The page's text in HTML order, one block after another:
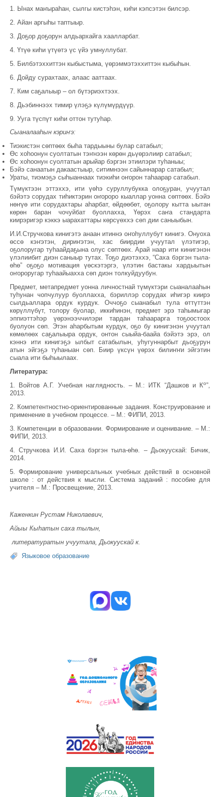
1. Ынах маҥыраһан, сылгы кистэһэн, киһи кэпсэтэн билсэр.
2. Айан аргыһы таптыыр.
3. Доҕор доҕорун алдьархайга хаалларбат.
4. Үтүө киһи үтүөтэ үс үйэ умнуллубат.
5. Билбэтэххиттэн кыбыстыма, үөрэммэтэххиттэн кыбыһын.
6. Дойду сурахтаах, алаас ааттаах.
7. Ким саҕалыыр – ол бүтэриэхтээх.
8. Дьэбиннээх тимир үлэҕэ күлүмүрдүүр.
9. Ууга түспүт киһи оттон тутуһар.
Сыаналааһын кэриҥэ:
Тиэкистэн сөптөөх быһа тардыыны булар сатабыл;
Өс хоһоонун суолтатын тэҥнээн көрөн дьүөрэлиир сатабыл;
Өс хоһоонун суолтатын арыйар бэргэн этиилэри туһаныы;
Бэйэ санаатын дакаастыыр, ситимнээн сайыннарар сатабыл;
Ураты, тиэмэҕэ сыһыаннаах тиэкиһи оҥорон таһаарар сатабыл.
Түмүктээн эттэххэ, ити үөһэ суруллубукка олоҕуран, учуутал
бэйэтэ сорудах тиһиктэрин оҥороро кыаллар уонна сөптөөх. Бэйэ
нөҥүө ити сорудахтары аһарбат, өйдөөбөт, оҕолору кытта ыытан
көрөн баран чочуйбат буоллахха, Үөрэх саҥа стандарта
киирэригэр кэккэ ыарахаттары көрсүөххэ сөп дии саныыбын.
И.И.Стручкова кинигэтэ анаан итиннэ оҥоһуллубут кинигэ. Онуоха
өссө кэҥэтэн, дириҥэтэн, хас биирдии учуутал үлэтигэр,
оҕолоругар туһаайдаҕына олус сөптөөх. Арай наар ити кинигэнэн
үлэлиибит диэн саныыр тутах. Тоҕо диэтэххэ, “Саха бэргэн тыла-
өһө” оҕоҕо мотивация үөскэтэргэ, үлэтин бастакы хардыытын
оҥороругар туһаайыахха сөп диэн толкуйдуубун.
Предмет, метапредмет уонна личностнай түмүктэри сыаналааһын
туһунан чопчулуур буоллахха, бэриллэр сорудах иһигэр киирэ
сылдьаллара ордук курдук. Оччоҕо сыанабыл тула өттүттэн
көрүллүбүт, толору буолар, иккиһинэн, предмет эрэ таһымыгар
эппиэттэһэр үөрэнээччилэри тардан таһаарарга тоҕоостоох
буолуон сөп. Этэн аһарбытым курдук, оҕо бу кинигэнэн учуутал
көмөлөөх саҕалыыра ордук, онтон сыыйа-баайа бэйэтэ эрэ, ол
кэннэ ити кинигэҕэ ылбыт сатабылын, уһугуннарбыт дьоҕурун
атын эйгэҕэ туһаныан сөп. Биир үксүн үөрэх билиҥҥи эйгэтин
сыала ити быһыылаах.
Литература:
1. Войтов А.Г. Учебная наглядность. – М.: ИТК “Дашков и Ко”,
2013.
2. Компетентностно-ориентированные задания. Конструирование и
применение в учебном процессе. – М.: ФИПИ, 2013.
3. Компетенции в образовании. Формирование и оценивание. – М.:
ФИПИ, 2013.
4. Стручкова И.И. Саха бэргэн тыла-өһө. – Дьокуускай: Бичик,
2014.
5. Формирование универсальных учебных действий в основной
школе : от действия к мысли. Система заданий : пособие для
учителя – М.: Просвещение, 2013.
Каженкин Рустам Николаевич,
Айыы Кыһатын саха тылын,
литературатын учуутала, Дьокуускай к.
Языковое образование